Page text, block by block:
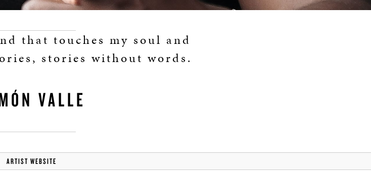
that touches my soul and
stories without words.
VALLE
ARTIST WEBSITE